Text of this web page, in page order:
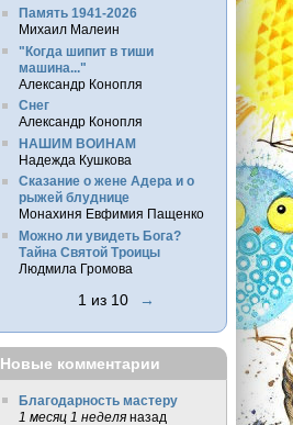
Память 1941-2026
Михаил Малеин
"Когда шипит в тиши
машина..."
Александр Конопля
Снег
Александр Конопля
НАШИМ ВОИНАМ
Надежда Кушкова
Сказание о жене Адера и о
рыжей блуднице
Монахиня Евфимия Пащенко
Можно ли увидеть Бога?
Тайна Святой Троицы
Людмила Громова
1 из 10 →
Новые комментарии
Благодарность мастеру
1 месяц 1 неделяназад